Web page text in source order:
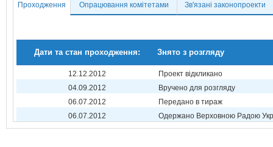
Проходження Опрацювання комітетами Зв'язані законопроекти
Дати та стан проходження: Знято з розгляду
12.12.2012
Проект відкликано
04.09.2012
Вручено для розгляду
06.07.2012
Передано в тираж
06.07.2012
Одержано Верховною Радою